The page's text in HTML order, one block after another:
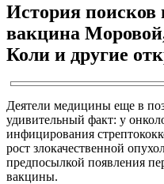
История поисков
вакцина
Коли и другие
Деятели медицины еще в
удивительный факт: у
инфицирования
рост злокачественной
предпосылкой появления
вакцины.